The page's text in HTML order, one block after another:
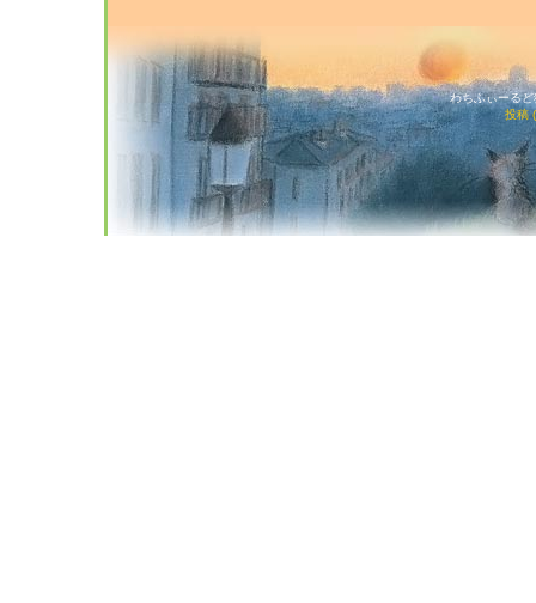
わちふぃーる
投稿